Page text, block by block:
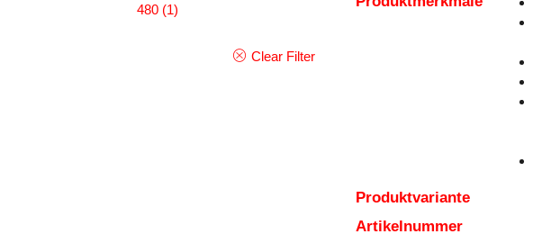
480 (1)
Clear Filter
Produktvariante
Artikelnummer